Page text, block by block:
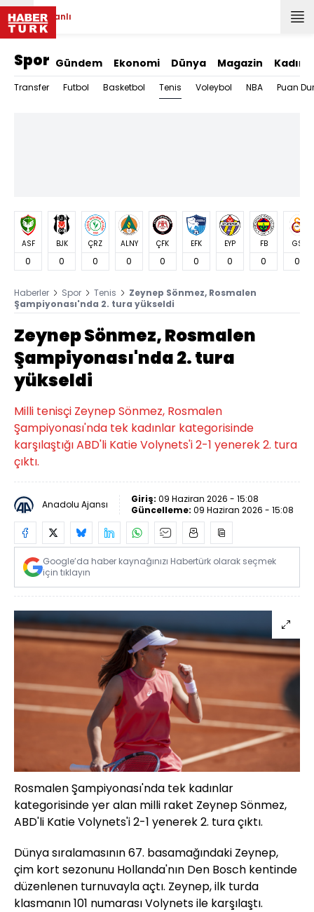
Canlı
Spor Gündem Ekonomi Dünya Magazin Kadın
Transfer Futbol Basketbol Tenis Voleybol NBA Puan
ASF
0
BJK
0
ÇRZ
0
ALNY
0
ÇFK
0
EFK
0
EYP
0
FB
0
GS
0
Haberler Spor Tenis
Zeynep Sönmez, Rosmalen
Şampiyonası'nda 2. tura yükseldi
Zeynep Sönmez, Rosmalen
Şampiyonası'nda 2. tura
yükseldi
Milli tenisçi Zeynep Sönmez, Rosmalen
Şampiyonası'nda tek kadınlar kategorisinde
karşılaştığı ABD'li Katie Volynets'i 2-1 yenerek 2. tura
çıktı.
Anadolu Ajansı Giriş: 09 Haziran 2026 - 15:08
Güncelleme: 09 Haziran 2026 - 15:08
Google’da haber kaynağınızı Habertürk olarak seçmek
için tıklayın
Rosmalen Şampiyonası'nda tek kadınlar
kategorisinde yer alan milli raket Zeynep Sönmez,
ABD'li Katie Volynets'i 2-1 yenerek 2. tura çıktı.
Dünya sıralamasının 67. basamağındaki Zeynep,
çim kort sezonunu Hollanda'nın Den Bosch kentinde
düzenlenen turnuvayla açtı. Zeynep, ilk turda
klasmanın 101 numarası Volynets ile karşılaştı.